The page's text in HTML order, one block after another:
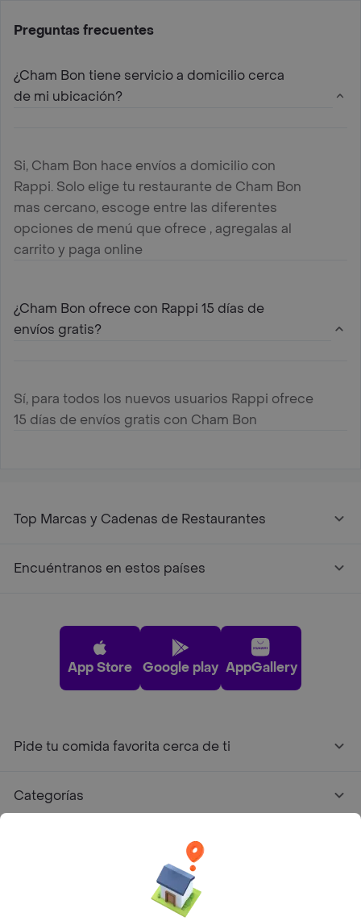
Preguntas frecuentes
¿Cham Bon tiene servicio a domicilio cerca
de mi ubicación?
Si, Cham Bon hace envíos a domicilio con
Rappi. Solo elige tu restaurante de Cham Bon
mas cercano, escoge entre las diferentes
opciones de menú que ofrece , agregalas al
carrito y paga online
¿Cham Bon ofrece con Rappi 15 días de
envíos gratis?
Sí, para todos los nuevos usuarios Rappi ofrece
15 días de envíos gratis con Cham Bon
Top Marcas y Cadenas de Restaurantes
Encuéntranos en estos países
App Store Google play AppGallery
Pide tu comida favorita cerca de ti
Categorías